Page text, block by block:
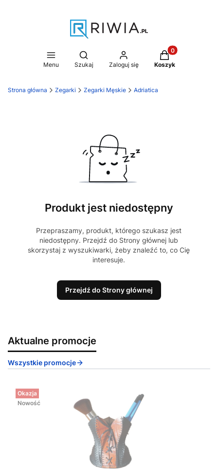
Menu
Otwórz wyszukiwarkę
Szukaj Zaloguj się
Produkty w
Koszyk
Strona główna Zegarki Zegarki Męskie Adriatica
Produkt jest niedostępny
Przepraszamy, produkt, którego szukasz jest
niedostępny. Przejdź do Strony głównej lub
skorzystaj z wyszukiwarki, żeby znaleźć to, co Cię
interesuje.
Przejdź do Strony głównej
Aktualne promocje
Wszystkie promocje
Okazja
Nowość